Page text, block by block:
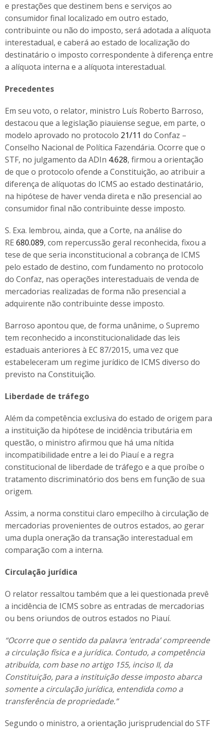
e prestações que destinem bens e serviços ao
consumidor final localizado em outro estado,
contribuinte ou não do imposto, será adotada a alíquota
interestadual, e caberá ao estado de localização do
destinatário o imposto correspondente à diferença entre
a alíquota interna e a alíquota interestadual.
Precedentes
Em seu voto, o relator, ministro Luís Roberto Barroso,
destacou que a legislação piauiense segue, em parte, o
modelo aprovado no protocolo 21/11 do Confaz –
Conselho Nacional de Política Fazendária. Ocorre que o
STF, no julgamento da ADIn 4.628, firmou a orientação
de que o protocolo ofende a Constituição, ao atribuir a
diferença de alíquotas do ICMS ao estado destinatário,
na hipótese de haver venda direta e não presencial ao
consumidor final não contribuinte desse imposto.
S. Exa. lembrou, ainda, que a Corte, na análise do
RE 680.089, com repercussão geral reconhecida, fixou a
tese de que seria inconstitucional a cobrança de ICMS
pelo estado de destino, com fundamento no protocolo
do Confaz, nas operações interestaduais de venda de
mercadorias realizadas de forma não presencial a
adquirente não contribuinte desse imposto.
Barroso apontou que, de forma unânime, o Supremo
tem reconhecido a inconstitucionalidade das leis
estaduais anteriores à EC 87/2015, uma vez que
estabeleceram um regime jurídico de ICMS diverso do
previsto na Constituição.
Liberdade de tráfego
Além da competência exclusiva do estado de origem para
a instituição da hipótese de incidência tributária em
questão, o ministro afirmou que há uma nítida
incompatibilidade entre a lei do Piauí e a regra
constitucional de liberdade de tráfego e a que proíbe o
tratamento discriminatório dos bens em função de sua
origem.
Assim, a norma constitui claro empecilho à circulação de
mercadorias provenientes de outros estados, ao gerar
uma dupla oneração da transação interestadual em
comparação com a interna.
Circulação jurídica
O relator ressaltou também que a lei questionada prevê
a incidência de ICMS sobre as entradas de mercadorias
ou bens oriundos de outros estados no Piauí.
“Ocorre que o sentido da palavra ‘entrada’ compreende
a circulação física e a jurídica. Contudo, a competência
atribuída, com base no artigo 155, inciso II, da
Constituição, para a instituição desse imposto abarca
somente a circulação jurídica, entendida como a
transferência de propriedade.”
Segundo o ministro, a orientação jurisprudencial do STF